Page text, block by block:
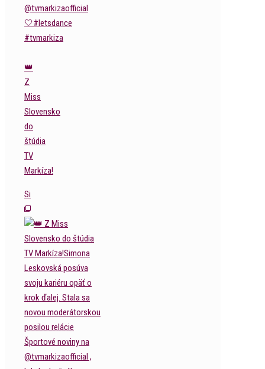
👑
Z
Miss
Slovensko
do
štúdia
TV
Markíza!
Si